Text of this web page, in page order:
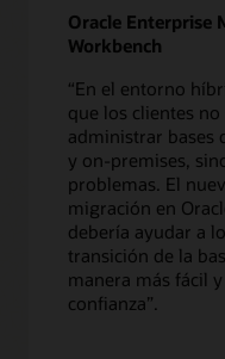
Oracle Enterprise
Workbench
“En el entorno
que los clientes
administrar bases
y on-premises,
problemas. El
migración en
debería ayudar a
transición de la
manera más fácil
confianza”.